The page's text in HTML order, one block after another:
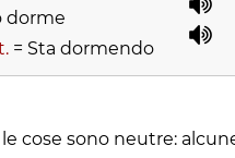
dorme
= Sta dormendo
cose sono neutre: